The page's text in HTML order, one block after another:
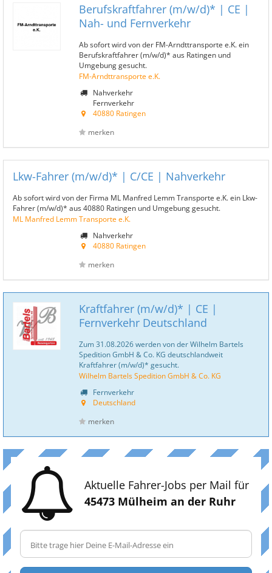
Berufskraftfahrer (m/w/d)* | CE |
Nah- und Fernverkehr
Ab sofort wird von der FM-Arndttransporte e.K. ein
Berufskraftfahrer (m/w/d)* aus Ratingen und
Umgebung gesucht.
FM-Arndttransporte e.K.
Nahverkehr
Fernverkehr
40880 Ratingen
merken
Lkw-Fahrer (m/w/d)* | C/CE | Nahverkehr
Ab sofort wird von der Firma ML Manfred Lemm Transporte e.K. ein Lkw-
Fahrer (m/w/d)* aus 40880 Ratingen und Umgebung gesucht.
ML Manfred Lemm Transporte e.K.
Nahverkehr
40880 Ratingen
merken
Kraftfahrer (m/w/d)* | CE |
Fernverkehr Deutschland
Zum 31.08.2026 werden von der Wilhelm Bartels
Spedition GmbH & Co. KG deutschlandweit
Kraftfahrer (m/w/d)* gesucht.
Wilhelm Bartels Spedition GmbH & Co. KG
Fernverkehr
Deutschland
merken
Aktuelle Fahrer-Jobs per Mail für
45473 Mülheim an der Ruhr